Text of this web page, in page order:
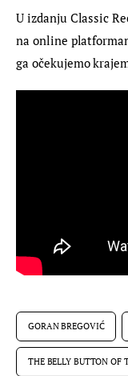
U izdanju Classic
na online
ga očekujemo
GORAN BREGOVIĆ
THE BELLY BUTTON OF